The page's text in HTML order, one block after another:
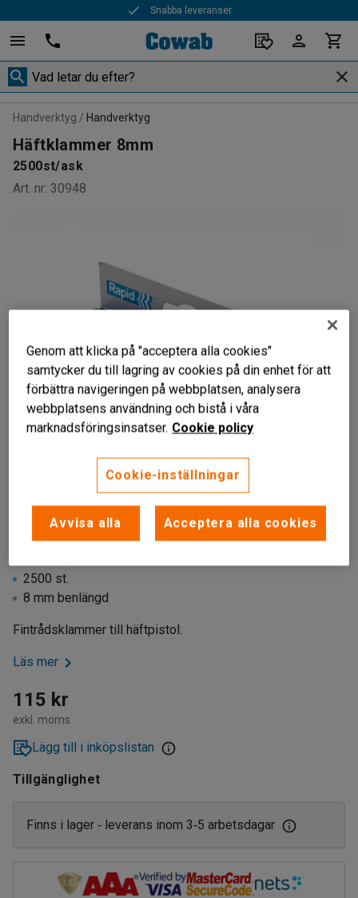
Snabba leveranser
Handverktyg Handverktyg
Häftklammer 8mm
2500st/ask
Art. nr: 30948
2500 st.
8 mm benlängd
Fintrådsklammer till häftpistol.
Läs mer
115 kr
exkl. moms
Lägg till i inköpslistan
Tillgänglighet
Finns i lager ‑ leverans inom 3‑5 arbetsdagar
Genom att klicka på "acceptera alla cookies"
samtycker du till lagring av cookies på din enhet för att
förbättra navigeringen på webbplatsen, analysera
webbplatsens användning och bistå i våra
marknadsföringsinsatser. Cookie policy
Cookie-inställningar
Avvisa alla Acceptera alla cookies